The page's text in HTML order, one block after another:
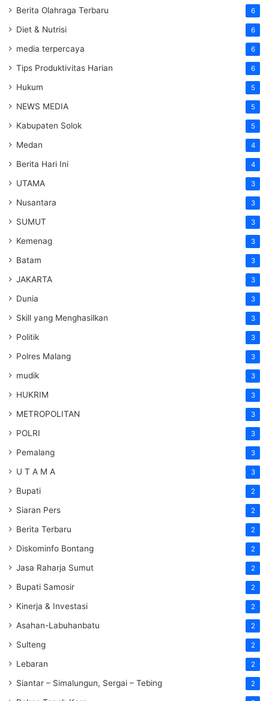
Berita Olahraga Terbaru 6
Diet & Nutrisi 6
media terpercaya 6
Tips Produktivitas Harian 6
Hukum 5
NEWS MEDIA 5
Kabupaten Solok 5
Medan 4
Berita Hari Ini 4
UTAMA 3
Nusantara 3
SUMUT 3
Kemenag 3
Batam 3
JAKARTA 3
Dunia 3
Skill yang Menghasilkan 3
Politik 3
Polres Malang 3
mudik 3
HUKRIM 3
METROPOLITAN 3
POLRI 3
Pemalang 3
U T A M A 3
Bupati 2
Siaran Pers 2
Berita Terbaru 2
Diskominfo Bontang 2
Jasa Raharja Sumut 2
Bupati Samosir 2
Kinerja & Investasi 2
Asahan-Labuhanbatu 2
Sulteng 2
Lebaran 2
Siantar – Simalungun, Sergai – Tebing 2